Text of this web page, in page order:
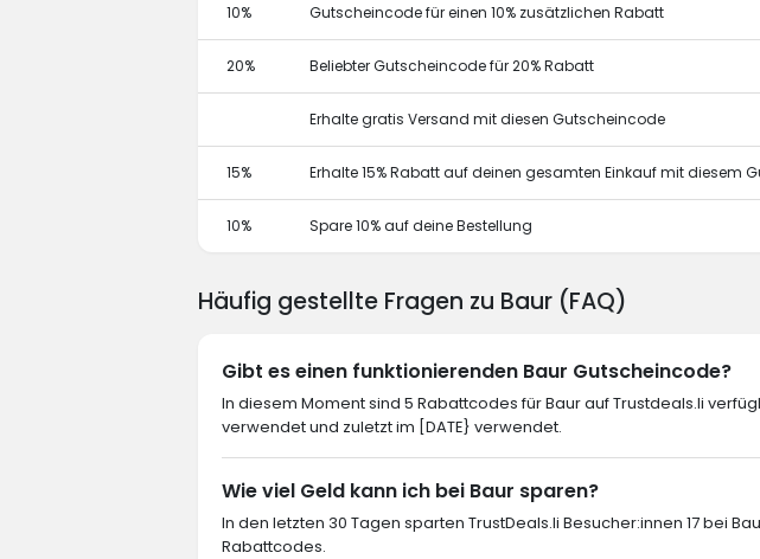
10% Gutscheincode für einen 10% zusätzlichen Rabatt
20% Beliebter Gutscheincode für 20% Rabatt
Erhalte gratis Versand mit diesen Gutscheincode
15% Erhalte 15% Rabatt auf deinen gesamten Einkauf mit diesem
10% Spare 10% auf deine Bestellung
Häufig gestellte Fragen zu Baur (FAQ)
Gibt es einen funktionierenden Baur Gutscheincode?
In diesem Moment sind 5 Rabattcodes für Baur auf Trustdeals.li
verwendet und zuletzt im [DATE} verwendet.
Wie viel Geld kann ich bei Baur sparen?
In den letzten 30 Tagen sparten TrustDeals.li Besucher:innen 17 bei
Rabattcodes.